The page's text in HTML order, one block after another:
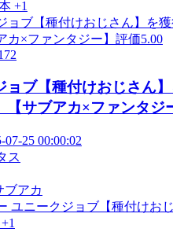
+1
ョブ【種付けおじさん
【サブアカ×ファンタジ
07-25 00:00:02
ス
ブアカ
ユニークジョブ【種付けお
+1